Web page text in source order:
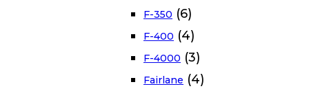
F-350 (6)
F-400 (4)
F-4000 (3)
Fairlane (4)